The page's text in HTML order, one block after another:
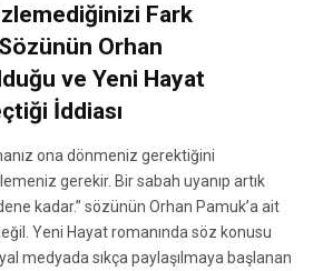
Fark
Orhan
ve Yeni Hayat
İddiası
ona dönmeniz gerektiğini
gerekir. Bir sabah uyanıp artık
kadar.” sözünün Orhan Pamuk’a ait
Yeni Hayat romanında söz konusu
medyada sıkça paylaşılmaya başlanan